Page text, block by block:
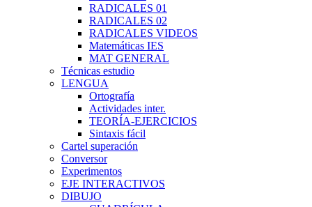
RADICALES 01
RADICALES 02
RADICALES VIDEOS
Matemáticas IES
MAT GENERAL
Técnicas estudio
LENGUA
Ortografía
Actividades inter.
TEORÍA-EJERCICIOS
Sintaxis fácil
Cartel superación
Conversor
Experimentos
EJE INTERACTIVOS
DIBUJO